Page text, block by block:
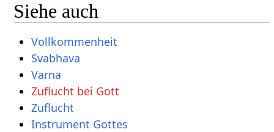
Siehe auch
Vollkommenheit
Svabhava
Varna
Zuflucht bei Gott
Zuflucht
Instrument Gottes